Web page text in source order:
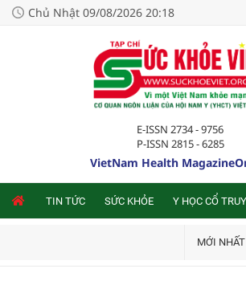
Chủ Nhật 09/08/2026 20:18
E-ISSN 2734 - 9756
P-ISSN 2815 - 6285
VietNam Health
TIN TỨC SỨC KHỎE Y HỌC CỔ
MỚI NHẤT